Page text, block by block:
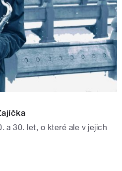
a 30. let, o které ale v jejich